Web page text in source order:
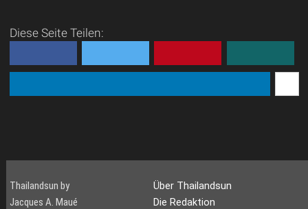
Diese Seite Teilen:
Thailandsun by
Jacques A. Maué
Über Thailandsun
Die Redaktion